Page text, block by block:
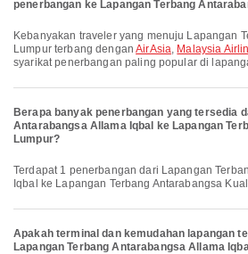
penerbangan ke Lapangan Terbang
Kebanyakan traveler yang menuju Lapangan Terbang Antarabangsa Kuala
Lumpur terbang denganAirAsia, Malaysia
syarikat penerbangan paling popular di
Berapa banyak penerbangan yang tersedia
Antarabangsa Allama Iqbal ke Lapangan
Lumpur?
Terdapat 1 penerbangan dari Lapangan Terbang Antarabangsa Allama
Iqbal ke Lapangan Terbang Antarabangsa
Apakah terminal dan kemudahan lapangan
Lapangan Terbang Antarabangsa Allama